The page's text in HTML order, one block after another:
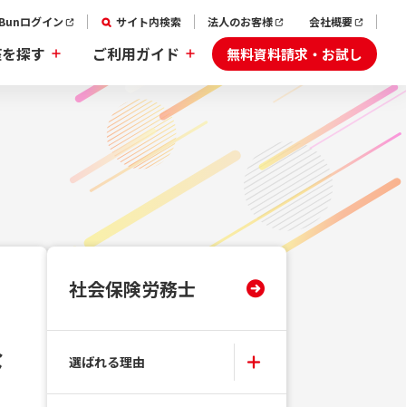
ログイン サイト内検索 法人のお客様 会社概要
探す ご利用ガイド 無料資料請求・お試し
社会保険労務士
選ばれる理由